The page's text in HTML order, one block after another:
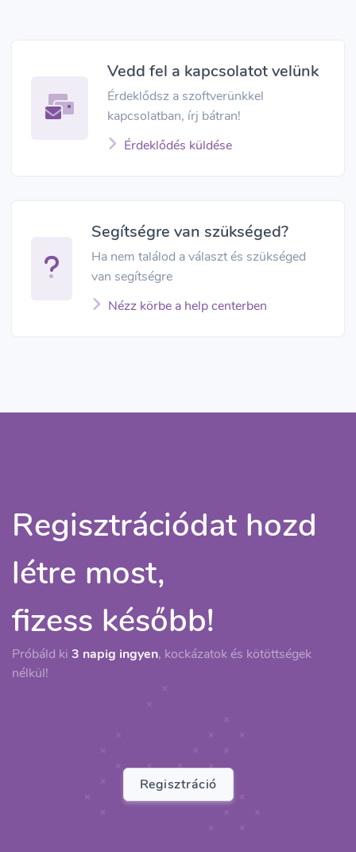
Vedd fel a kapcsolatot velünk
Érdeklődsz a szoftverünkkel
kapcsolatban, írj bátran!
Érdeklődés küldése
Segítségre van szükséged?
Ha nem találod a választ és szükséged
van segítségre
Nézz körbe a help centerben
Regisztrációdat hozd
létre most,
fizess később!
Próbáld ki 3 napig ingyen, kockázatok és kötöttségek
nélkül!
Regisztráció